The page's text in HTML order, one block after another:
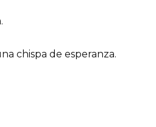
chispa de esperanza.